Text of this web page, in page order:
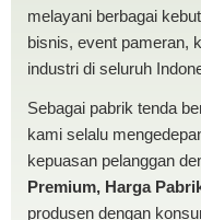
melayani berbagai
bisnis, event pameran,
industri di seluruh
Sebagai pabrik tenda
kami selalu
kepuasan pelanggan
Premium, Harga
produsen dengan